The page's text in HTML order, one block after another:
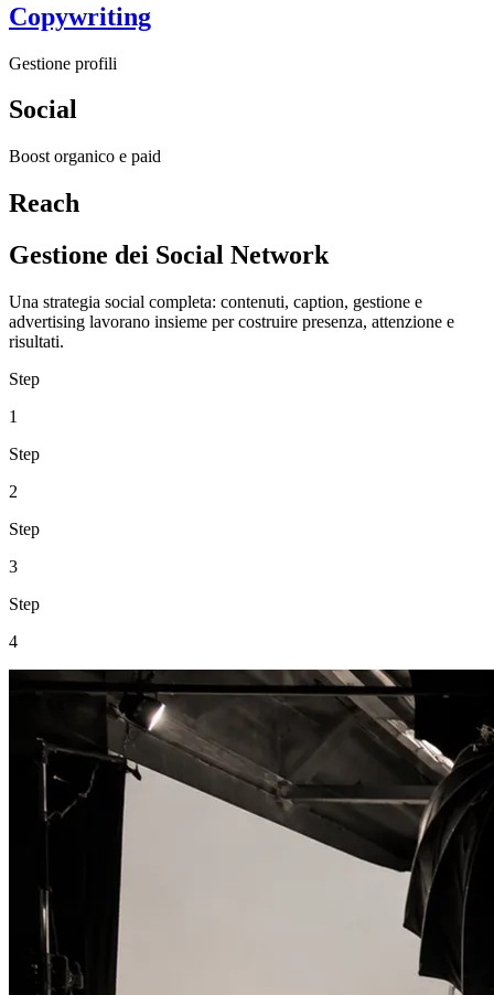
Copywriting
Gestione profili
Social
Boost organico e paid
Reach
Gestione dei Social Network
Una strategia social completa: contenuti, caption, gestione e
advertising lavorano insieme per costruire presenza, attenzione e
risultati.
Step
1
Step
2
Step
3
Step
4